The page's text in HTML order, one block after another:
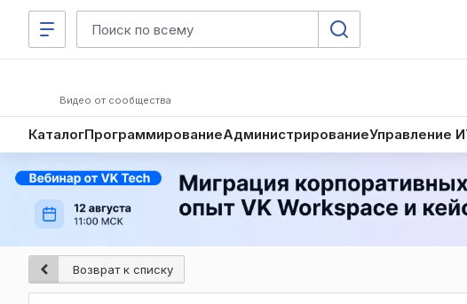
Видео от сообщества
КаталогПрограммированиеАдминистрированиеУправление
Возврат к списку